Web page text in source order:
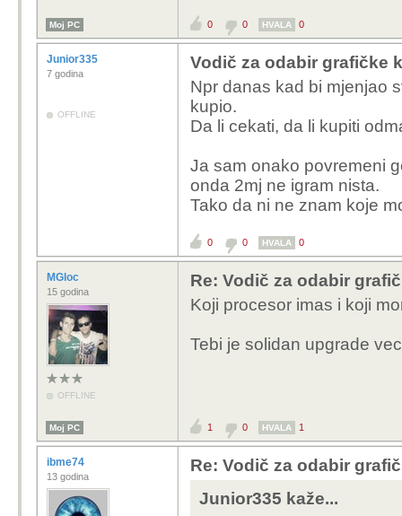
Moj PC 0 0 HVALA 0
Junior335
7 godina
OFFLINE
Vodič za odabir grafičke
Npr danas kad bi mjenjao
kupio.
Da li cekati, da li kupiti
Ja sam onako povremeni
onda 2mj ne igram nista.
Tako da ni ne znam koje
0 0 HVALA 0
MGloc
15 godina
OFFLINE
Re: Vodič za odabir
Koji procesor imas i koji
Tebi je solidan upgrade
Moj PC 1 0 HVALA 1
ibme74
13 godina
Re: Vodič za odabir
Junior335 kaže...